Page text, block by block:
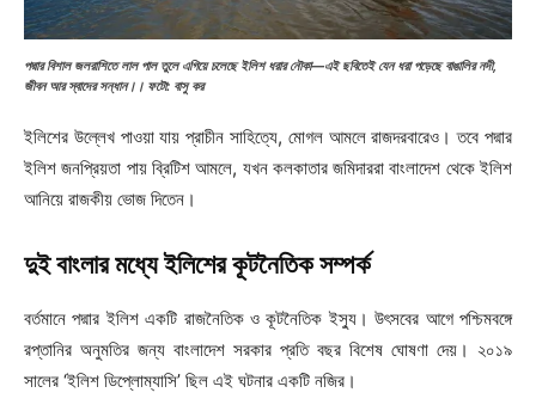
পদ্মার বিশাল জলরাশিতে লাল পাল তুলে এগিয়ে চলেছে ইলিশ ধরার নৌকা—এই ছবিতেই যেন ধরা পড়েছে বাঙালির নদী,
জীবন আর স্বাদের সন্ধান।। ফটো: বাসু কর
ইলিশের উল্লেখ পাওয়া যায় প্রাচীন সাহিত্যে, মোগল আমলে রাজদরবারেও। তবে পদ্মার
ইলিশ জনপ্রিয়তা পায় ব্রিটিশ আমলে, যখন কলকাতার জমিদাররা বাংলাদেশ থেকে ইলিশ
আনিয়ে রাজকীয় ভোজ দিতেন।
দুই বাংলার মধ্যে ইলিশের কূটনৈতিক সম্পর্ক
বর্তমানে পদ্মার ইলিশ একটি রাজনৈতিক ও কূটনৈতিক ইস্যু। উৎসবের আগে পশ্চিমবঙ্গে
রপ্তানির অনুমতির জন্য বাংলাদেশ সরকার প্রতি বছর বিশেষ ঘোষণা দেয়। ২০১৯
সালের ‘ইলিশ ডিপ্লোম্যাসি’ ছিল এই ঘটনার একটি নজির।